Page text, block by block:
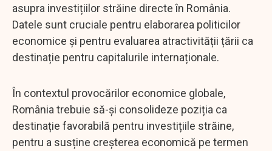
asupra investițiilor străine directe în România.
Datele sunt cruciale pentru elaborarea politicilor
economice și pentru evaluarea atractivității țării ca
destinație pentru capitalurile internaționale.
În contextul provocărilor economice globale,
România trebuie să-și consolideze poziția ca
destinație favorabilă pentru investițiile străine,
pentru a susține creșterea economică pe termen